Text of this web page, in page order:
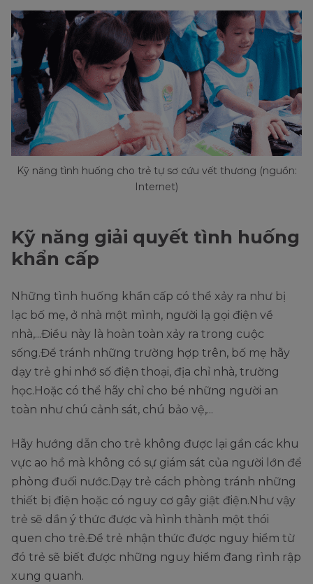
Kỹ năng tình huống cho trẻ tự sơ cứu vết thương (nguồn:
Internet)
Kỹ năng giải quyết tình huống
khẩn cấp
Những tình huống khẩn cấp có thể xảy ra như bị
lạc bố mẹ, ở nhà một mình, người lạ gọi điện về
nhà,...Điều này là hoàn toàn xảy ra trong cuộc
sống.Để tránh những trường hợp trên, bố mẹ hãy
dạy trẻ ghi nhớ số điện thoại, địa chỉ nhà, trường
học.Hoặc có thể hãy chỉ cho bé những người an
toàn như chú cảnh sát, chú bảo vệ,...
Hãy hướng dẫn cho trẻ không được lại gần các khu
vực ao hồ mà không có sự giám sát của người lớn để
phòng đuối nước.Dạy trẻ cách phòng tránh những
thiết bị điện hoặc có nguy cơ gây giật điện.Như vậy
trẻ sẽ dần ý thức được và hình thành một thói
quen cho trẻ.Để trẻ nhận thức được nguy hiểm từ
đó trẻ sẽ biết được những nguy hiểm đang rình rập
xung quanh.